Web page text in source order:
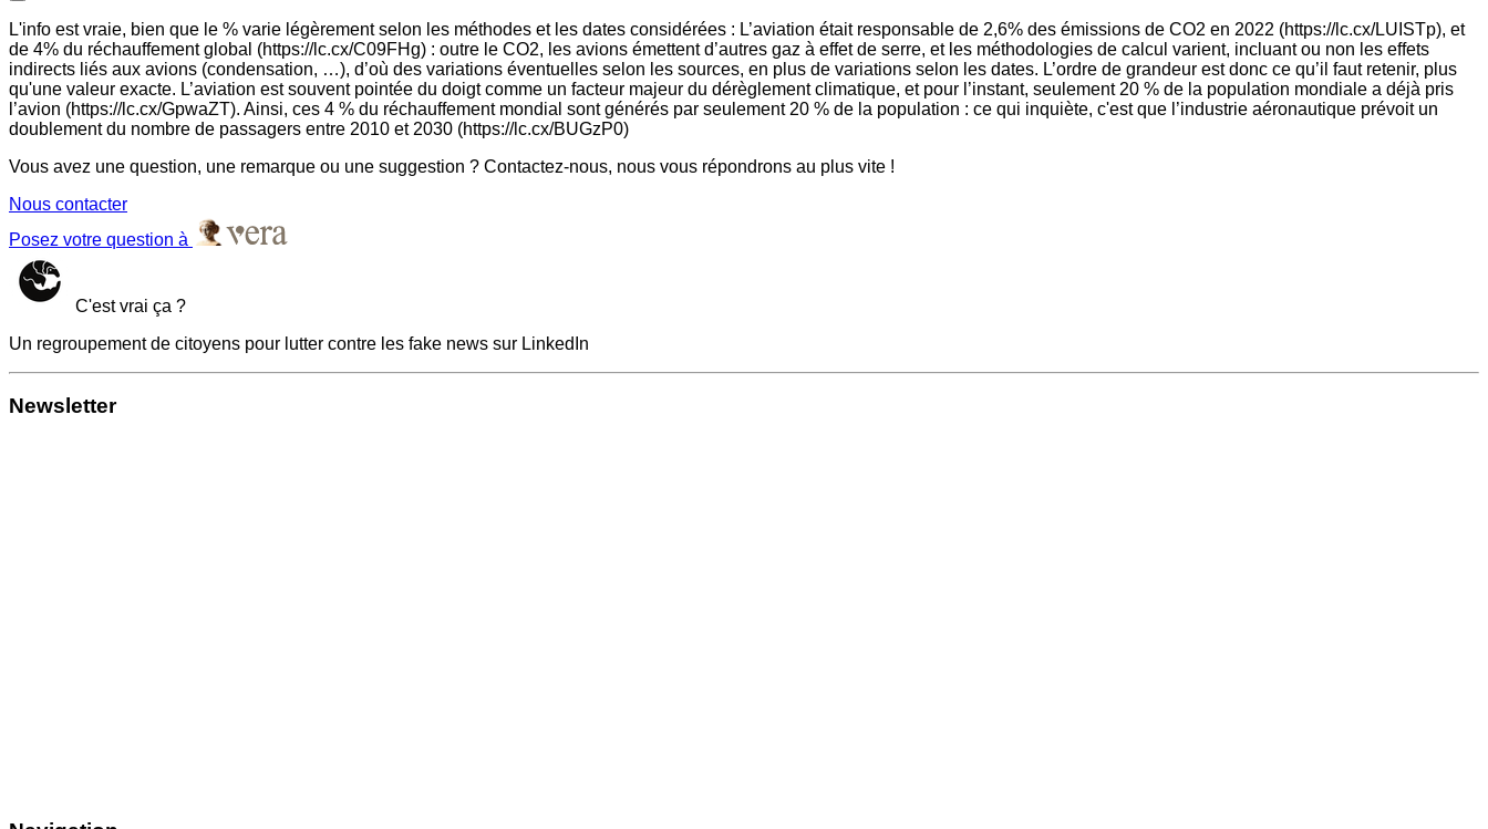
L'info est vraie, bien que le % varie légèrement selon les méthodes et les dates considérées : L’aviation était responsable de 2,6% des émissions de CO2 en 2022 (https://lc.cx/LUISTp), et
de 4% du réchauffement global (https://lc.cx/C09FHg) : outre le CO2, les avions émettent d’autres gaz à effet de serre, et les méthodologies de calcul varient, incluant ou non les effets
indirects liés aux avions (condensation, …), d’où des variations éventuelles selon les sources, en plus de variations selon les dates. L’ordre de grandeur est donc ce qu’il faut retenir, plus
qu'une valeur exacte. L’aviation est souvent pointée du doigt comme un facteur majeur du dérèglement climatique, et pour l’instant, seulement 20 % de la population mondiale a déjà pris
l’avion (https://lc.cx/GpwaZT). Ainsi, ces 4 % du réchauffement mondial sont générés par seulement 20 % de la population : ce qui inquiète, c'est que l’industrie aéronautique prévoit un
doublement du nombre de passagers entre 2010 et 2030 (https://lc.cx/BUGzP0)
Vous avez une question, une remarque ou une suggestion ? Contactez-nous, nous vous répondrons au plus vite !
Nous contacter
Posez votre question à
C'est vrai ça ?
Un regroupement de citoyens pour lutter contre les fake news sur LinkedIn
Newsletter